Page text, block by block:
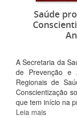
Saúde
A Secretaria da
de Prevenção e
Regionais de
Conscientização
que tem início na
Leia mais